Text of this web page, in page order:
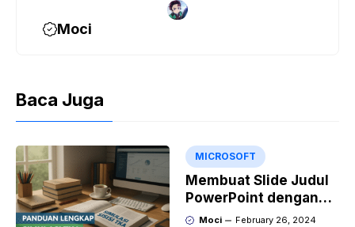
Moci
Baca Juga
MICROSOFT
Membuat Slide Judul
PowerPoint dengan
Video Animasi
Moci February 26, 2024